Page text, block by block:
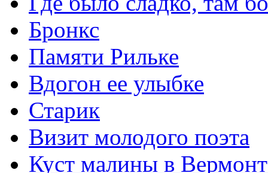
Бронкс
Памяти Рильке
Вдогон ее улыбке
Старик
Визит молодого поэта
Куст малины в